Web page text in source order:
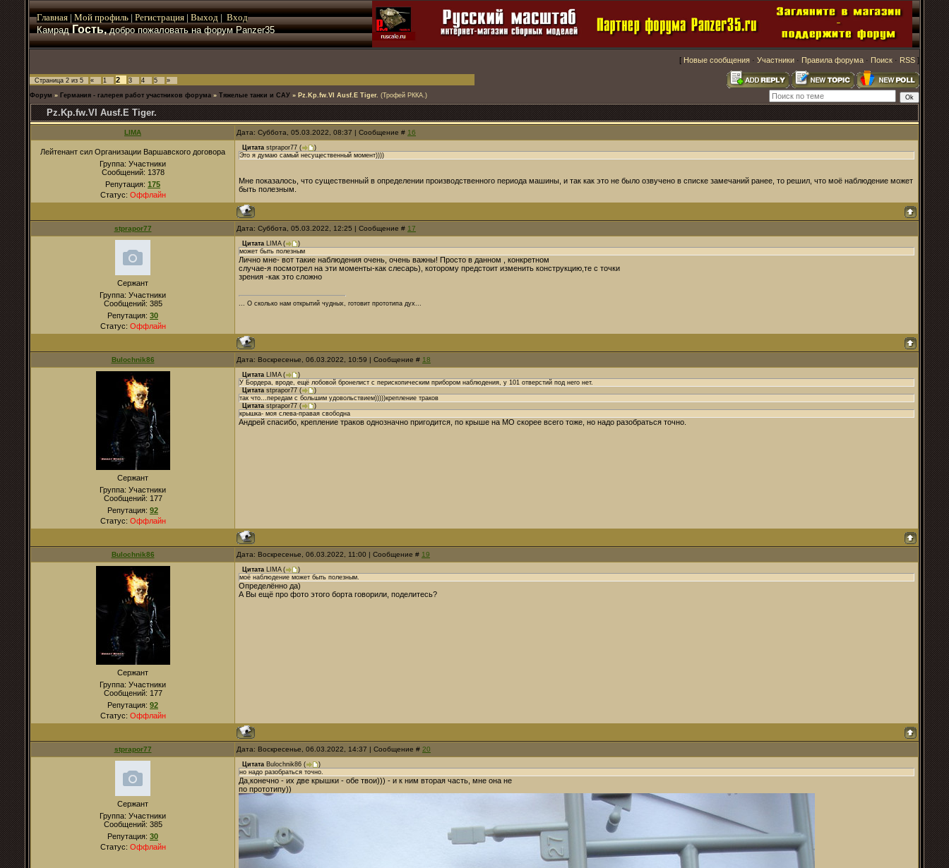
Главная | Мой профиль | Регистрация | Выход | Вход
КамрадГость,добро пожаловать на форум Panzer35
[ Новые сообщения · Участники · Правила форума · Поиск · RSS ]
Страница 2 из 5 « 1 2 3 4 5 »
Форум » Германия - галерея работ участников форума » Тяжелые танки и САУ » Pz.Kp.fw.VI Ausf.Е Tiger. (Трофей РККА.)
Pz.Kp.fw.VI Ausf.Е Tiger.
LIMA Дата: Суббота, 05.03.2022, 08:37 | Сообщение # 16
Лейтенант сил Организации Варшавского договора
Группа: Участники
Сообщений: 1378
Репутация: 175
Статус: Оффлайн
Цитата stprapor77 (
)
Это я думаю самый несущественный момент))))
Мне показалось, что существенный в определении производственного периода машины, и так как это не было озвучено в списке замечаний ранее, то решил, что моё наблюдение может
быть полезным.
stprapor77 Дата: Суббота, 05.03.2022, 12:25 | Сообщение # 17
Сержант
Группа: Участники
Сообщений: 385
Репутация: 30
Статус: Оффлайн
Цитата LIMA(
)
может быть полезным
Лично мне- вот такие наблюдения очень, очень важны! Просто в данном , конкретном
случае-я посмотрел на эти моменты-как слесарь), которому предстоит изменить конструкцию,те с точки
зрения -как это сложно
... О сколько нам открытий чудных, готовит прототипа дух...
Bulochnik86 Дата: Воскресенье, 06.03.2022, 10:59 | Сообщение # 18
Сержант
Группа: Участники
Сообщений: 177
Репутация: 92
Статус: Оффлайн
Цитата LIMA(
)
У Бордера, вроде, ещё лобовой бронелист с перископическим прибором наблюдения, у 101 отверстий под него нет.
Цитата stprapor77 (
)
так что...передам с большим удовольствием)))))крепление траков
Цитата stprapor77 (
)
крышка- моя слева-правая свободна
Андрей спасибо, крепление траков однозначно пригодится, по крыше на МО скорее всего тоже, но надо разобраться точно.
Bulochnik86 Дата: Воскресенье, 06.03.2022, 11:00 | Сообщение # 19
Сержант
Группа: Участники
Сообщений: 177
Репутация: 92
Статус: Оффлайн
Цитата LIMA(
)
моё наблюдение может быть полезным.
Определённо да)
А Вы ещё про фото этого борта говорили, поделитесь?
stprapor77 Дата: Воскресенье, 06.03.2022, 14:37 | Сообщение # 20
Сержант
Группа: Участники
Сообщений: 385
Репутация: 30
Статус: Оффлайн
Цитата Bulochnik86 (
)
но надо разобраться точно.
Да,конечно - их две крышки - обе твои))) - и к ним вторая часть, мне она не
по прототипу))